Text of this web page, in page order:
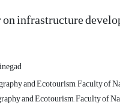
infrastructure
and Ecotourism, Faculty of
and Ecotourism, Faculty of